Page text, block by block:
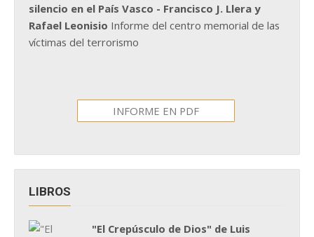
silencio en el País Vasco - Francisco J. Llera y
Rafael Leonisio Informe del centro memorial de las
víctimas del terrorismo
INFORME EN PDF
LIBROS
"El Crepúsculo de Dios" de Luis